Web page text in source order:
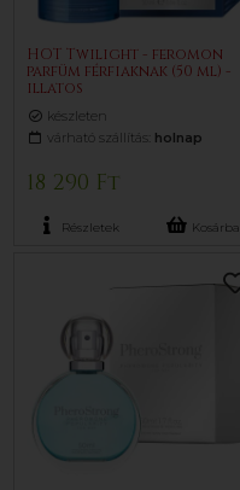
HOT Twilight - feromon
parfüm férfiaknak (50 ml) -
illatos
készleten
várható szállítás: holnap
18 290 Ft
Részletek Kosárba